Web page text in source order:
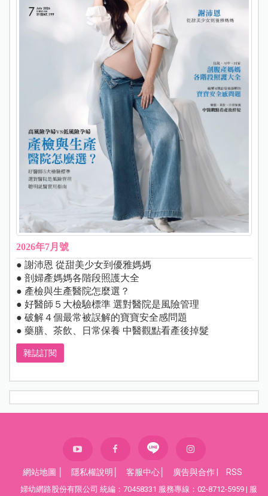
2026年7月號
● 謝沛恩 從甜美少女到優雅媽媽
● 剖婦產媽媽各階段照護大全
● 產檢與生產醫院怎麼選？
● 好醫師５大檢驗標準 選對醫院是風險管理
● 破解４個最常被誤解的寶寶安全感問題
● 藥膳、茶飲、日常保養 中醫觀點看產後掉髮
雜誌訂閱
網站地圖 隱私權說明 客服中心 廣告與合作 RSS
婦幼網路股份有限公司 統編：70458331 服務專線：02-8712-5959 | 服